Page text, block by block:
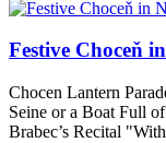
Festive Choceň
Chocen Lantern
Seine or a Boat Full
Brabec’s Recital